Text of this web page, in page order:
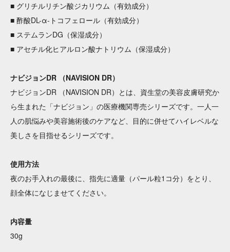
■ グリチルリチン酸ジカリウム（有効成分）
■ 酢酸DL-α-トコフェロール（有効成分）
■ ステムランDG（保湿成分）
■ アセチル化ヒアルロン酸ナトリウム（保湿成分）
ナビジョンDR （NAVISION DR）
ナビジョンDR （NAVISION DR）とは、資生堂の美容皮膚研究か
ら生まれた「ナビジョン」の医療機関専売シリーズです。一人一
人の肌悩みや美容施術後のケアなど、目的に併せてハイレベルな
美しさを目指せるシリーズです。
使用方法
夜のお手入れの最後に、指先に適量（パール粒1コ分）をとり、
顔全体になじませてください。
内容量
30g